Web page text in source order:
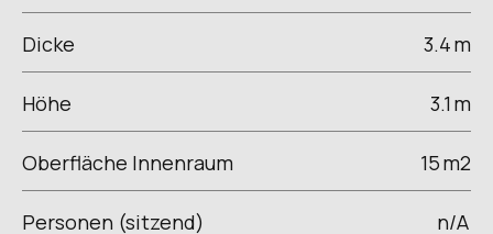
Dicke 3.4m
Höhe 3.1m
Oberfläche Innenraum 15m2
Personen (sitzend) n/A